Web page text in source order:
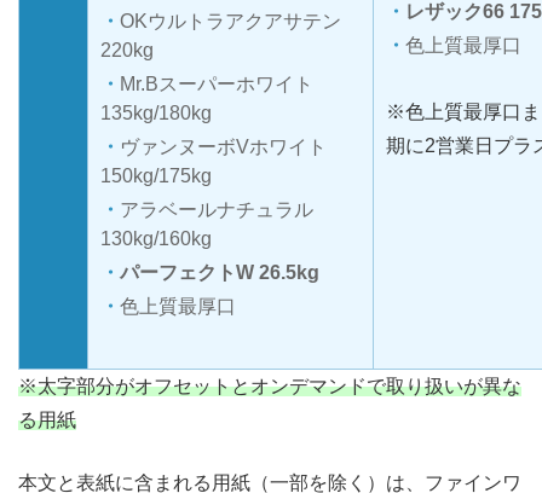
OKウルトラアクアサテン
220kg
Mr.Bスーパーホワイト
135kg/180kg
ヴァンヌーボVホワイト
150kg/175kg
アラベールナチュラル
130kg/160kg
パーフェクトW 26.5kg
色上質最厚口
レザック66
色上質最厚口
※色上質最厚口
期に2営業日プラ
※太字部分がオフセットとオンデマンドで取り扱いが異な
る用紙
本文と表紙に含まれる用紙（一部を除く）は、ファインワ